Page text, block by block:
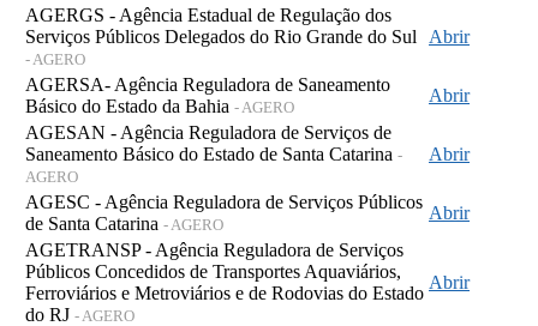
AGERGS - Agência Estadual de Regulação dos
Serviços Públicos Delegados do Rio Grande do Sul
- AGERO
Abrir
AGERSA- Agência Reguladora de Saneamento
Básico do Estado da Bahia - AGERO
Abrir
AGESAN - Agência Reguladora de Serviços de
Saneamento Básico do Estado de Santa Catarina -
AGERO
Abrir
AGESC - Agência Reguladora de Serviços Públicos
de Santa Catarina - AGERO
Abrir
AGETRANSP - Agência Reguladora de Serviços
Públicos Concedidos de Transportes Aquaviários,
Ferroviários e Metroviários e de Rodovias do Estado
do RJ - AGERO
Abrir